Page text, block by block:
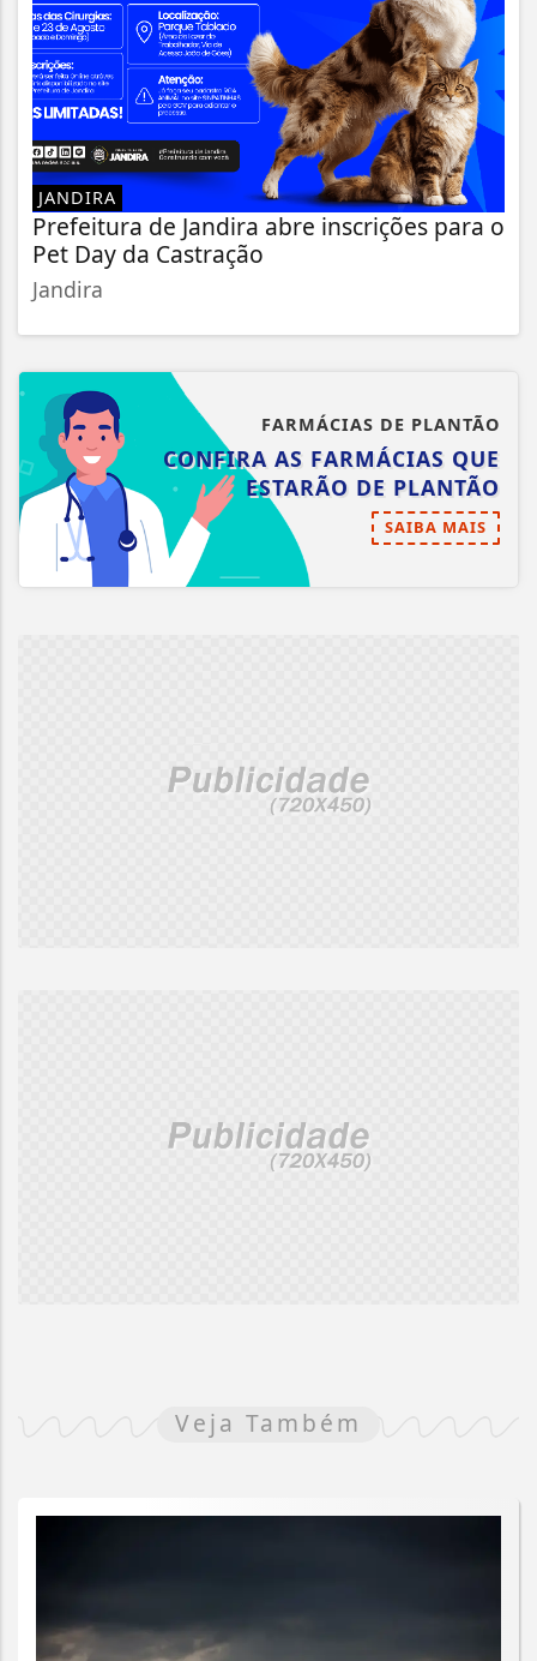
JANDIRA
Prefeitura de Jandira abre inscrições para o
Pet Day da Castração
Jandira
FARMÁCIAS DE PLANTÃO
CONFIRA AS FARMÁCIAS QUE
ESTARÃO DE PLANTÃO
SAIBA MAIS
Veja Também